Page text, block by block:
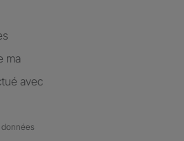
ma
avec